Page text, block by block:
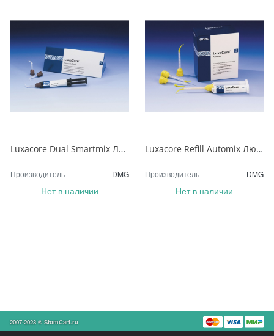
Luxacore Dual Smartmix Люксакор
Производитель DMG
Нет в наличии
Luxacore Refill Automix Люксакор Голубой
Производитель DMG
Нет в наличии
2007-2023 © StomCart.ru